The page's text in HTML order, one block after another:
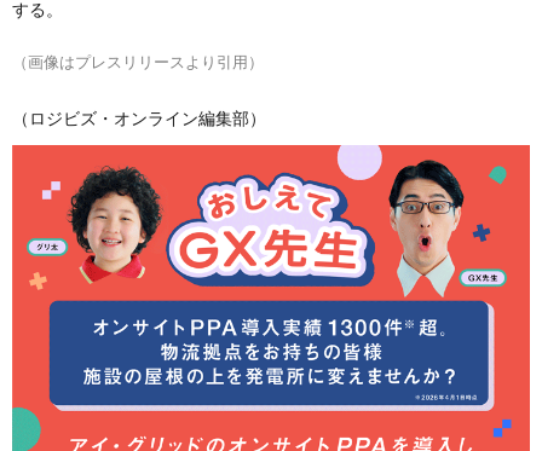
する。
（画像はプレスリリースより引用）
（ロジビズ・オンライン編集部）